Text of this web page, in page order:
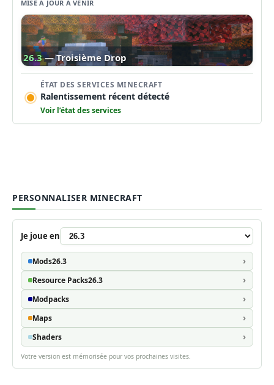
MISE À JOUR À VENIR
26.3 — Troisième Drop
ÉTAT DES SERVICES MINECRAFT
Ralentissement récent détecté
Voir l’état des services
PERSONNALISER MINECRAFT
Je joue en
Mods26.3
Resource Packs26.3
Modpacks
Maps
Shaders
Votre version est mémorisée pour vos prochaines visites.